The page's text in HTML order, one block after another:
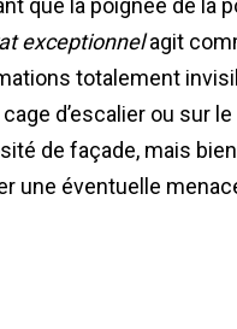
exceptionnelagit
totalement
d’escalier ou sur
de façade, mais
une éventuelle